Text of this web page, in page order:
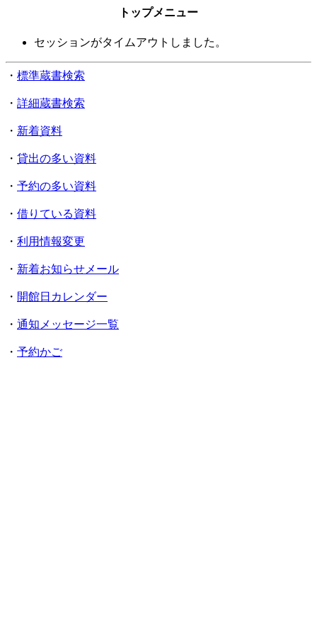
トップメニュー
セッションがタイムアウトしました。
・ 標準蔵書検索
・ 詳細蔵書検索
・ 新着資料
・ 貸出の多い資料
・ 予約の多い資料
・ 借りている資料
・ 利用情報変更
・ 新着お知らせメール
・ 開館日カレンダー
・ 通知メッセージ一覧
・ 予約かご